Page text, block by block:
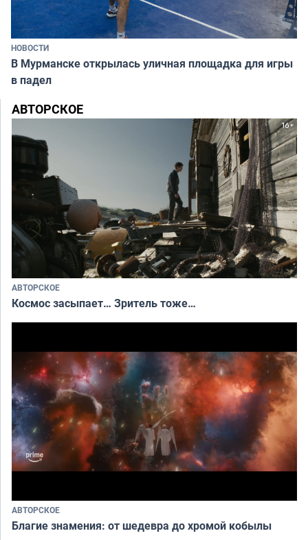
НОВОСТИ
В Мурманске открылась уличная площадка для игры
в падел
АВТОРСКОЕ
АВТОРСКОЕ
Космос засыпает… Зритель тоже…
АВТОРСКОЕ
Благие знамения: от шедевра до хромой кобылы